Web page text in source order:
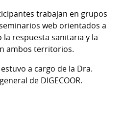
trabajan en grupos
web orientados a
respuesta sanitaria y la
ambos territorios.
a cargo de la Dra.
de DIGECOOR.